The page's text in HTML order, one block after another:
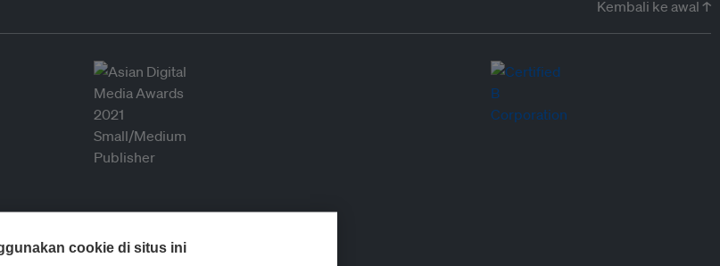
Kembali ke awal ↑
cookie di situs ini